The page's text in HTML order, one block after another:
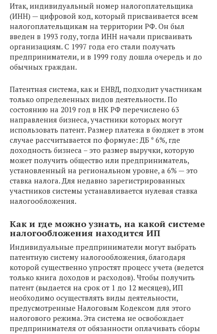
Итак, индивидуальный номер налогоплательщика
(ИНН) — цифровой код, который присваивается всем
налогоплательщикам на территории РФ. Он был
введен в 1993 году, тогда ИНН начали присваивать
организациям. С 1997 года его стали получать
предприниматели, и в 1999 году дошла очередь и до
обычных граждан.
Патентная система, как и ЕНВД, подходит участникам
только определенных видов деятельности. По
состоянию на 2019 год в НК РФ перечислено 63
направления бизнеса, участники которых могут
использовать патент. Размер платежа в бюджет в этом
случае рассчитывается по формуле: ДБ * 6%, где
доходность бизнеса – это размер выручки, которую
может получить общество или предприниматель,
установленный на региональном уровне, а 6% — это
ставка налога. Для недавно зарегистрированных
участников системы устанавливается нулевая ставка
налогообложения.
Как и где можно узнать, на какой системе
налогообложения находится ИП
Индивидуальные предприниматели могут выбрать
патентную систему налогообложения, благодаря
которой существенно упростят процесс учета (ведется
только книга доходов и расходов). Чтобы получить
патент (выдается на срок от 1 до 12 месяцев), ИП
необходимо осуществлять виды деятельности,
предусмотренные Налоговым Кодексом для этого
налогового режима. Эта система не освобождает
предпринимателя от обязанности оплачивать сборы